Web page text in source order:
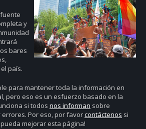
y
bares
país.
para mantener toda la información en
pero eso es un esfuerzo basado en la
si todos nos informan sobre
Por eso, por favorcontáctenos si
mejorar esta página!